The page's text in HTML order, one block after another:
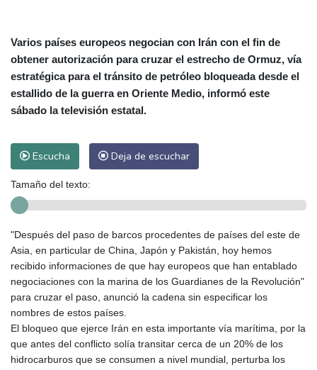
Varios países europeos negocian con Irán con el fin de
obtener autorización para cruzar el estrecho de Ormuz, vía
estratégica para el tránsito de petróleo bloqueada desde el
estallido de la guerra en Oriente Medio, informó este
sábado la televisión estatal.
Escucha Deja de escuchar
Tamaño del texto:
"Después del paso de barcos procedentes de países del este de
Asia, en particular de China, Japón y Pakistán, hoy hemos
recibido informaciones de que hay europeos que han entablado
negociaciones con la marina de los Guardianes de la Revolución"
para cruzar el paso, anunció la cadena sin especificar los
nombres de estos países.
El bloqueo que ejerce Irán en esta importante vía marítima, por la
que antes del conflicto solía transitar cerca de un 20% de los
hidrocarburos que se consumen a nivel mundial, perturba los